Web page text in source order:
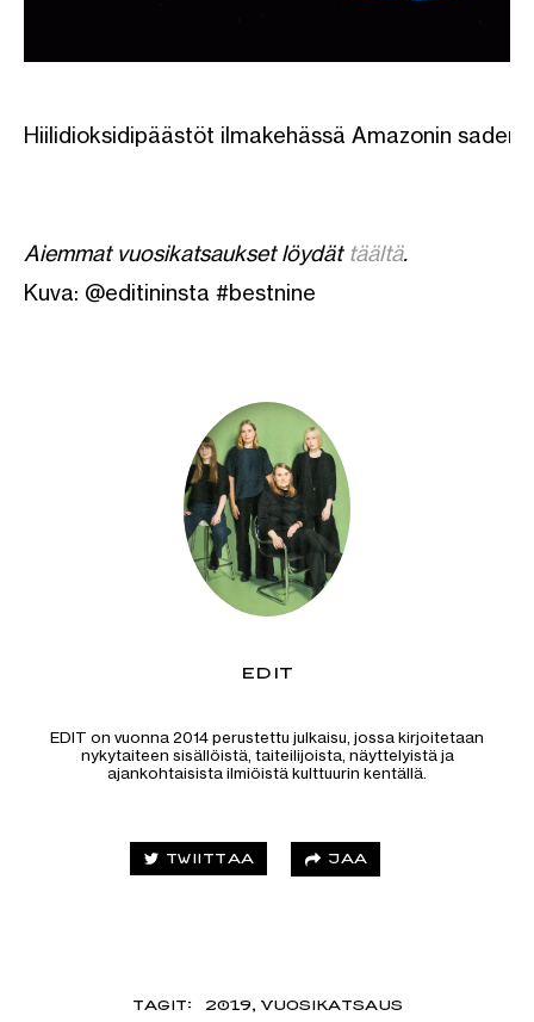
Hiilidioksidipäästöt ilmakehässä Amazonin
Aiemmat vuosikatsaukset löydät täältä.
Kuva: @editininsta #bestnine
EDIT
EDIT on vuonna 2014 perustettu julkaisu, jossa kirjoitetaan
nykytaiteen sisällöistä, taiteilijoista, näyttelyistä ja
ajankohtaisista ilmiöistä kulttuurin kentällä.
TWIITTAA JAA
TAGIT: 2019, VUOSIKATSAUS